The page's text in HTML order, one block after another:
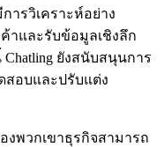
การวิเคราะห์อย่าง
าและรับข้อมูลเชิงลึก
ยังสนับสนุนการ
สอบและปรับแต่ง
งพวกเขาธุรกิจสามารถ